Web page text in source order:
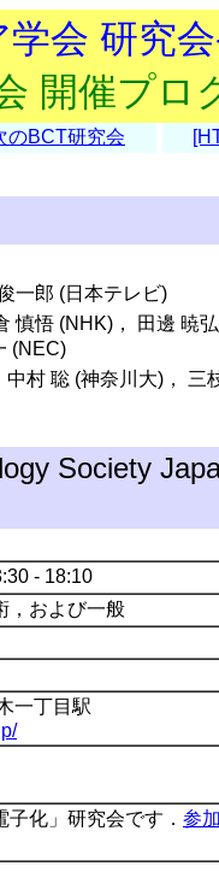
会 研究
開催プロ
のBCT研究会
一郎 (日本テレビ)
慎悟 (NHK)， 田邊 暁
(NEC)
村 聡 (神奈川大)， 三
Society
- 18:10
，および一般
一丁目駅
化」研究会です． 参